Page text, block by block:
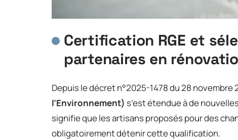
Certification RGE et
partenaires en
Depuis le décret n°2025-1478 du 28
l’Environnement) s’est étendue à de
signifie que les artisans proposés pour des
obligatoirement détenir cette qualification.